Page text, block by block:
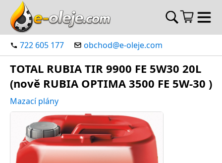
722 605 177 obchod@e-oleje.com
TOTAL RUBIA TIR 9900 FE 5W30 20L
(nově RUBIA OPTIMA 3500 FE 5W-30 )
Mazací plány